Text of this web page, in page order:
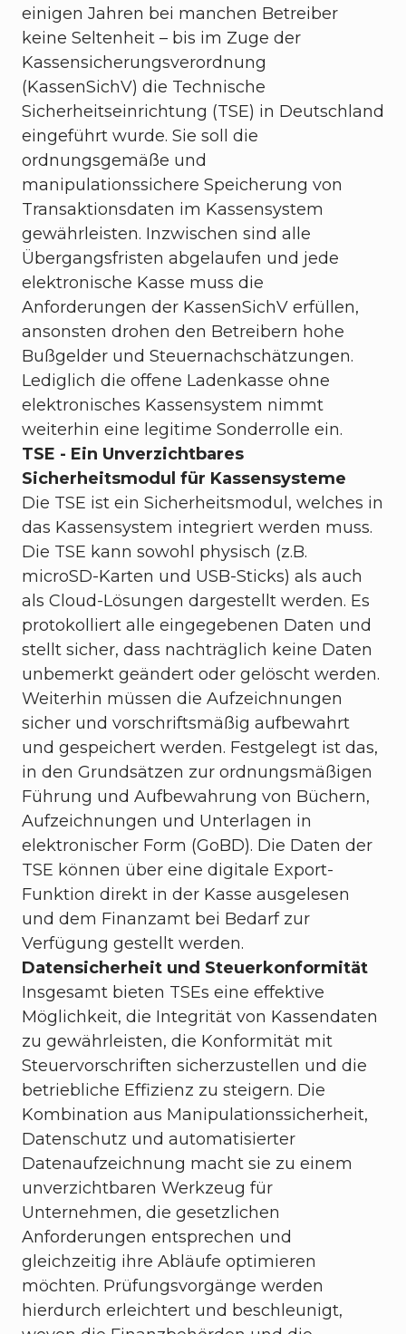
einigen Jahren bei manchen Betreiber
keine Seltenheit – bis im Zuge der
Kassensicherungsverordnung
(KassenSichV) die Technische
Sicherheitseinrichtung (TSE) in Deutschland
eingeführt wurde. Sie soll die
ordnungsgemäße und
manipulationssichere Speicherung von
Transaktionsdaten im Kassensystem
gewährleisten. Inzwischen sind alle
Übergangsfristen abgelaufen und jede
elektronische Kasse muss die
Anforderungen der KassenSichV erfüllen,
ansonsten drohen den Betreibern hohe
Bußgelder und Steuernachschätzungen.
Lediglich die offene Ladenkasse ohne
elektronisches Kassensystem nimmt
weiterhin eine legitime Sonderrolle ein.
TSE - Ein Unverzichtbares
Sicherheitsmodul für Kassensysteme
Die TSE ist ein Sicherheitsmodul, welches in
das Kassensystem integriert werden muss.
Die TSE kann sowohl physisch (z.B.
microSD-Karten und USB-Sticks) als auch
als Cloud-Lösungen dargestellt werden. Es
protokolliert alle eingegebenen Daten und
stellt sicher, dass nachträglich keine Daten
unbemerkt geändert oder gelöscht werden.
Weiterhin müssen die Aufzeichnungen
sicher und vorschriftsmäßig aufbewahrt
und gespeichert werden. Festgelegt ist das,
in den Grundsätzen zur ordnungsmäßigen
Führung und Aufbewahrung von Büchern,
Aufzeichnungen und Unterlagen in
elektronischer Form (GoBD). Die Daten der
TSE können über eine digitale Export-
Funktion direkt in der Kasse ausgelesen
und dem Finanzamt bei Bedarf zur
Verfügung gestellt werden.
Datensicherheit und Steuerkonformität
Insgesamt bieten TSEs eine effektive
Möglichkeit, die Integrität von Kassendaten
zu gewährleisten, die Konformität mit
Steuervorschriften sicherzustellen und die
betriebliche Effizienz zu steigern. Die
Kombination aus Manipulationssicherheit,
Datenschutz und automatisierter
Datenaufzeichnung macht sie zu einem
unverzichtbaren Werkzeug für
Unternehmen, die gesetzlichen
Anforderungen entsprechen und
gleichzeitig ihre Abläufe optimieren
möchten. Prüfungsvorgänge werden
hierdurch erleichtert und beschleunigt,